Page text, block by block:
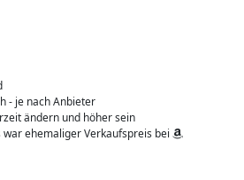
- je nach Anbieter
ändern und höher sein
ehemaliger Verkaufspreis bei